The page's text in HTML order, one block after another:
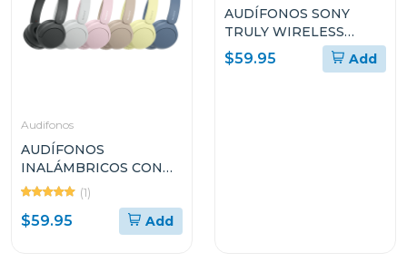
Audifonos
AUDÍFONOS
INALÁMBRICOS CON
MICRÓFONO SONY
WHCH520
(1)
$59.95 Add
AUDÍFONOS SONY
TRULY WIRELESS
WFC510
$59.95 Add